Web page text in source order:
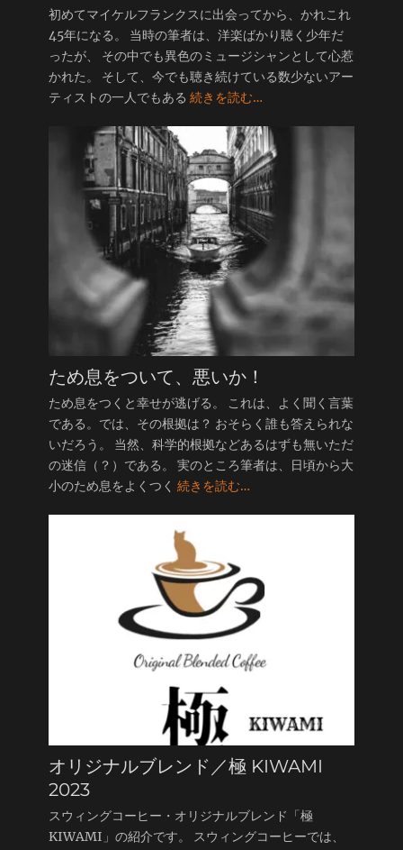
初めてマイケルフランクスに出会ってから、かれこれ
45年になる。 当時の筆者は、洋楽ばかり聴く少年だ
ったが、 その中でも異色のミュージシャンとして心惹
かれた。 そして、今でも聴き続けている数少ないアー
ティストの一人でもある 続きを読む…
ため息をついて、悪いか！
ため息をつくと幸せが逃げる。 これは、よく聞く言葉
である。では、その根拠は？ おそらく誰も答えられな
いだろう。 当然、科学的根拠などあるはずも無いただ
の迷信（？）である。 実のところ筆者は、日頃から大
小のため息をよくつく 続きを読む…
オリジナルブレンド／極 KIWAMI
2023
スウィングコーヒー・オリジナルブレンド「極
KIWAMI」の紹介です。 スウィングコーヒーでは、